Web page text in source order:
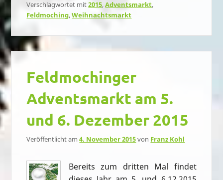
Verschlagwortet mit2015,Adventsmarkt,
Feldmoching,Weihnachtsmarkt
Feldmochinger
Adventsmarkt am 5.
und 6. Dezember 2015
Veröffentlicht am4. November 2015von Franz Kohl
Bereits zum dritten Mal findet